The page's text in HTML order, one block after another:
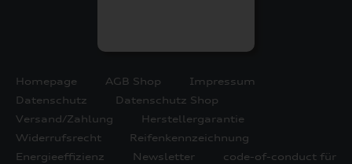
Homepage AGB Shop
Impressum
Datenschutz
Datenschutz Shop
Versand/Zahlung
Herstellergarantie
Widerrufsrecht
Reifenkennzeichnung
Energieeffizienz
Newsletter
code-of-conduct für